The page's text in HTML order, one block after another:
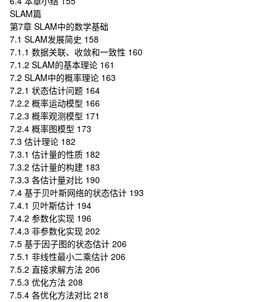
SLAM篇
第7章 SLAM中的数学基础
7.1 SLAM发展简史 158
7.1.1 数据关联、收敛和一致性 160
7.1.2 SLAM的基本理论 161
7.2 SLAM中的概率理论 163
7.2.1 状态估计问题 164
7.2.2 概率运动模型 166
7.2.3 概率观测模型 171
7.2.4 概率图模型 173
7.3 估计理论 182
7.3.1 估计量的性质 182
7.3.2 估计量的构建 183
7.3.3 各估计量对比 190
7.4 基于贝叶斯网络的状态估计 193
7.4.1 贝叶斯估计 194
7.4.2 参数化实现 196
7.4.3 非参数化实现 202
7.5 基于因子图的状态估计 206
7.5.1 非线性最小二乘估计 206
7.5.2 直接求解方法 206
7.5.3 优化方法 208
7.5.4 各优化方法对比 218